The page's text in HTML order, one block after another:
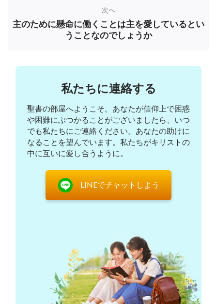
う、どのようにそれを追求できるかについてぜひと
も知りたいと思います。
さて、回答がありますか？
主よ、ありがとうございます！その後、兄弟姉妹
との交流を求める中で、私はそのことを理解しまし
た。主イエス様は次のように預言されました。
中に、『さあ、花婿だ、迎えに出なさい』と呼ぶ声
から、主イエス様が再来されたとき、主の御声を聞
くことができ、外へ出て主をお迎えできる者だけが
を認識できるということです。主イエス様がユダヤ
で働くために受肉されたとき、主は数多くの真理を
明らかにされました。真理を本当に求め、神様の出
現を切望する者は、救世主の到来を歓迎しました。
これらの者は主イエス様の御言葉から神様の御声を
次へ
主のために懸命に働くことは主を愛しているとい
うことなのでしょうか
私たちに連絡する
聖書の部屋へようこそ。あなたが信仰上で困惑
や困難にぶつかることがございましたら、いつ
でも私たちにご連絡ください。あなたの助けに
なることを望んでいます。私たちがキリストの
中に互いに愛し合うように。
LINEでチャットしよう